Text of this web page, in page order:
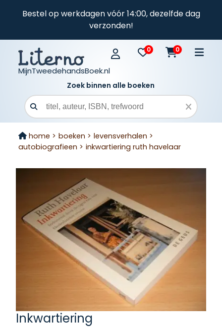
Bestel op werkdagen vóór 14:00, dezelfde dag
verzonden!
MijnTweedehandsBoek.nl
0 0
Zoek binnen alle boeken
Zoekveld
home > boeken > levensverhalen >
autobiografieen > inkwartiering ruth havelaar
Inkwartiering